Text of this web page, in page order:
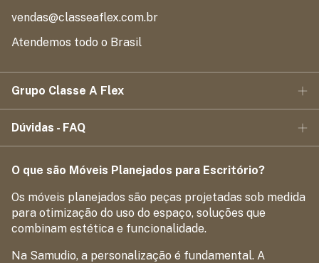
vendas@classeaflex.com.br
Atendemos todo o Brasil
Grupo Classe A Flex
Dúvidas - FAQ
O que são Móveis Planejados para Escritório?
Os móveis planejados são peças projetadas sob medida
para otimização do uso do espaço, soluções que
combinam estética e funcionalidade.
Na Samudio, a personalização é fundamental. A